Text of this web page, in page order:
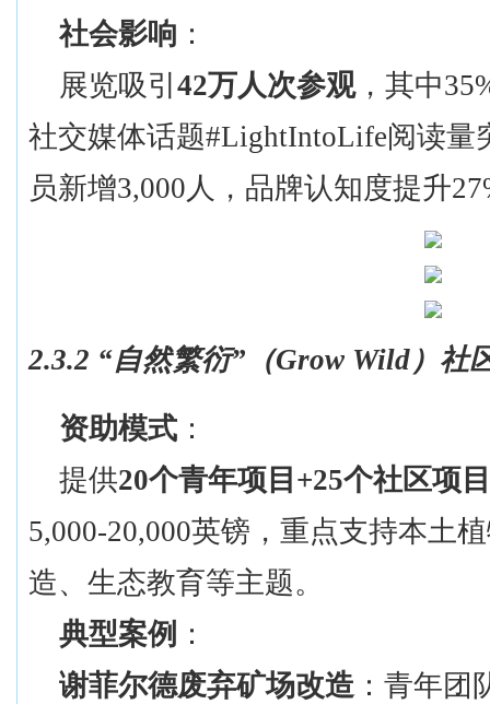
社会影响 ：
展览吸引 42万人次参观，其中
社交媒体话题#LightIntoLife阅读量
员新增3,000人，品牌认知度提升
2.3.2 “自然繁衍” （Grow Wild） 社
资助模式 ：
提供20个青年项目+25个社区项
5,000-20,000英镑，重点支持本土
造、生态教育等主题。
典型案例 ：
谢菲尔德废弃矿场改造：青年团